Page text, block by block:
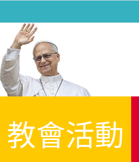
教會活動